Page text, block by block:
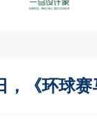
，《环球